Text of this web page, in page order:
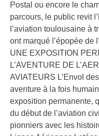
Postal ou encore le
parcours, le public revit
l’aviation toulousaine à
ont marqué l’épopée de
UNE EXPOSITION
L’AVENTURE DE
AVIATEURS L’Envol
aventure à la fois
exposition permanente,
du début de l’aviation
pionniers avec les